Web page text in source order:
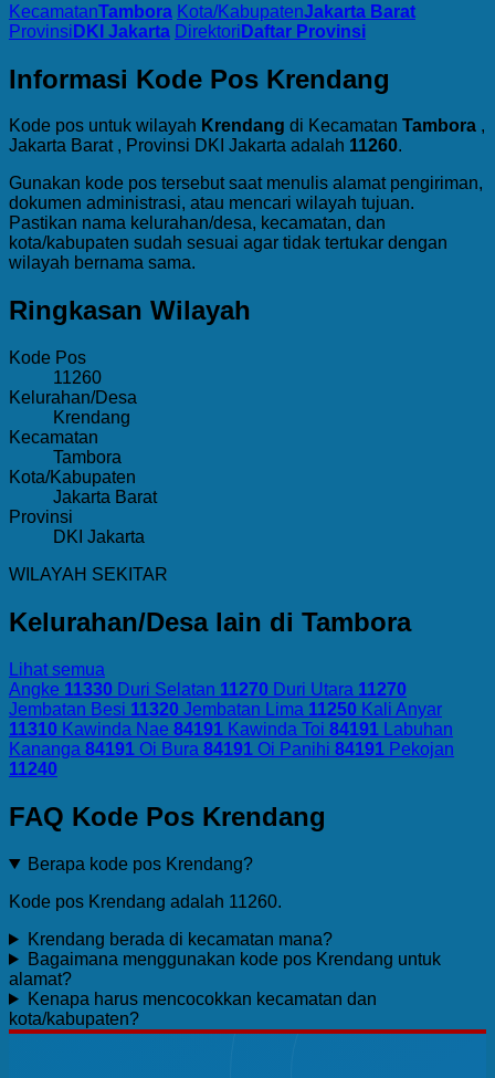
KecamatanTambora Kota/KabupatenJakarta Barat
Provinsi DKI Jakarta Direktori Daftar Provinsi
Informasi Kode Pos Krendang
Kode pos untuk wilayah Krendang di Kecamatan Tambora ,
Jakarta Barat , Provinsi DKI Jakarta adalah 11260.
Gunakan kode pos tersebut saat menulis alamat pengiriman,
dokumen administrasi, atau mencari wilayah tujuan.
Pastikan nama kelurahan/desa, kecamatan, dan
kota/kabupaten sudah sesuai agar tidak tertukar dengan
wilayah bernama sama.
Ringkasan Wilayah
Kode Pos
11260
Kelurahan/Desa
Krendang
Kecamatan
Tambora
Kota/Kabupaten
Jakarta Barat
Provinsi
DKI Jakarta
WILAYAH SEKITAR
Kelurahan/Desa lain di Tambora
Lihat semua
Angke 11330 Duri Selatan 11270 Duri Utara 11270
Jembatan Besi 11320 Jembatan Lima 11250 Kali Anyar
11310 Kawinda Nae 84191 Kawinda Toi 84191 Labuhan
Kananga 84191 Oi Bura 84191 Oi Panihi 84191 Pekojan
11240
FAQ Kode Pos Krendang
Berapa kode pos Krendang?
Kode pos Krendang adalah 11260.
Krendang berada di kecamatan mana?
Bagaimana menggunakan kode pos Krendang untuk
alamat?
Kenapa harus mencocokkan kecamatan dan
kota/kabupaten?